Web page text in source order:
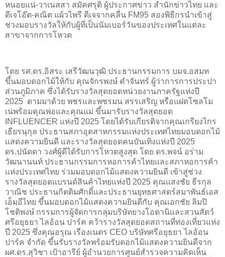
หนอยแน่-วาเนสสา สมัคศรุติ ผู้ประกาศข่าว สำนักข่าวไทย และ
ดีเจโอ๊ต-คณิต แผ้วไพรี ดีเจจากคลื่น FM95 สองพิธีกรนำเข้าสู่
ช่วงมอบรางวัลให้กับผู้ที่เป็นนัมเบอร์วันของประเทศในแต่ละ
สาขาจากการโหวต
โดย รศ.ดร.อิสระ เสรีวัฒนวุฒิ ประธานกรรมการ บมจ.อสมท
ขึ้นมอบดอกไม้ให้กับ คุณจักรพงษ์ คำจันทร์ ผู้ว่าการการประปา
ส่วนภูมิภาค ซึ่งได้รับรางวัลสุดยอดหน่วยงานภาครัฐแห่งปี
2025 ตามมาด้วย พชรและพชรมน สรรเสริญ หรือแฝดโซลโม
เน่พร้อมคุณพ่อและคุณแม่ ขึ้นมารับรางวัลสุดยอด
INFLUENCER แห่งปี 2025 โดยได้รับเกียรติจากคุณเกรียงไกร
เธียรนุกุล ประธานสภาอุตสาหกรรมแห่งประเทศไทยมอบดอกไม้
แสดงความยินดี และรางวัลสุดยอดคนบันเทิงแห่งปี 2025
ดร.ปนัดดา วงศ์ผู้ดีได้รับการโหวตสูงสุด โดย ดร.พจน์ อร่าม
วัฒนานนท์ ประธานกรรมการหอการค้าไทยและสภาหอการค้า
แห่งประเทศไทย ร่วมมอบดอกไม้แสดงความยินดี เข้าสู่ช่วง
รางวัลสุดยอดแบรนด์สินค้าไทยแห่งปี 2025 คุณแสงชัย ธีรกุล
วาณิช ประธานกิตติมศักดิ์และประธานยุทธศาสตร์สมาพันธ์เอส
เอ็มอีไทย ขึ้นมอบดอกไม้แสดงความยินดีกับ คุณเอกชัย ลิมปิ
โชติพงษ์ กรรมการผู้จัดการกลุ่มบริษัทยางโอตานิและสวนสัตว์
ศรีอยุธยา ไลอ้อน ปาร์ค คว้ารางวัลสุดยอดสถานที่ท่องเที่ยวแห่ง
ปี 2025 ซึ่งคุณอรุณ เรืองเนตร CEO บริษัทศรีอยุธยา ไลอ้อน
ปาร์ค จำกัด ขึ้นรับรางวัลพร้อมรับดอกไม้แสดงความยินดีจาก
ผศ.ดร.สุวิชา เป้าอารีย์ ผู้อำนวยการศูนย์สำรวจความคิดเห็น